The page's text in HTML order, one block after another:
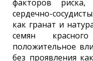
факторов риска,
сердечно-
как гранат и
семян
положительное
без проявления